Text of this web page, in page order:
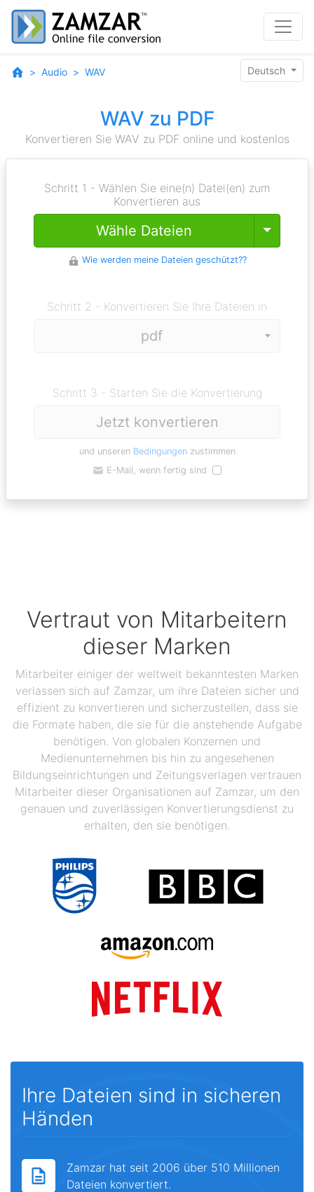
Audio WAV Deutsch
WAV zu PDF
Konvertieren Sie WAV zu PDF online und kostenlos
Schritt 1 - Wählen Sie eine(n) Datei(en) zum
Konvertieren aus
Wähle Dateien Toggle
Wie werden meine Dateien geschützt??
Schritt 2 - Konvertieren Sie Ihre Dateien in
Schritt 3 - Starten Sie die Konvertierung
Jetzt konvertieren
und unseren Bedingungenzustimmen
E-Mail, wenn fertig sind
Vertraut von Mitarbeitern
dieser Marken
Mitarbeiter einiger der weltweit bekanntesten Marken
verlassen sich auf Zamzar, um ihre Dateien sicher und
effizient zu konvertieren und sicherzustellen, dass sie
die Formate haben, die sie für die anstehende Aufgabe
benötigen. Von globalen Konzernen und
Medienunternehmen bis hin zu angesehenen
Bildungseinrichtungen und Zeitungsverlagen vertrauen
Mitarbeiter dieser Organisationen auf Zamzar, um den
genauen und zuverlässigen Konvertierungsdienst zu
erhalten, den sie benötigen.
Ihre Dateien sind in sicheren
Händen
Zamzar hat seit 2006 über 510 Millionen
Dateien konvertiert.